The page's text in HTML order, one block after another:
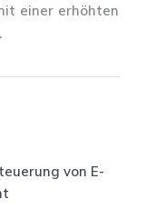
einer erhöhten
von E-